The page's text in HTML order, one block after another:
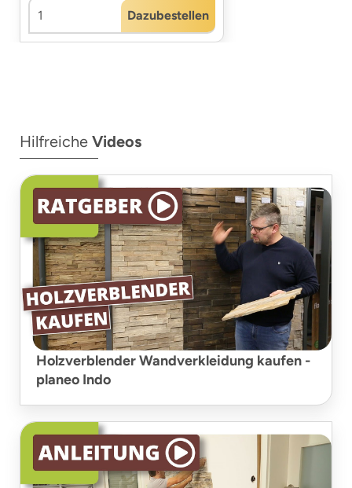
Dazubestellen
Hilfreiche Videos
Holzverblender Wandverkleidung kaufen -
planeo Indo